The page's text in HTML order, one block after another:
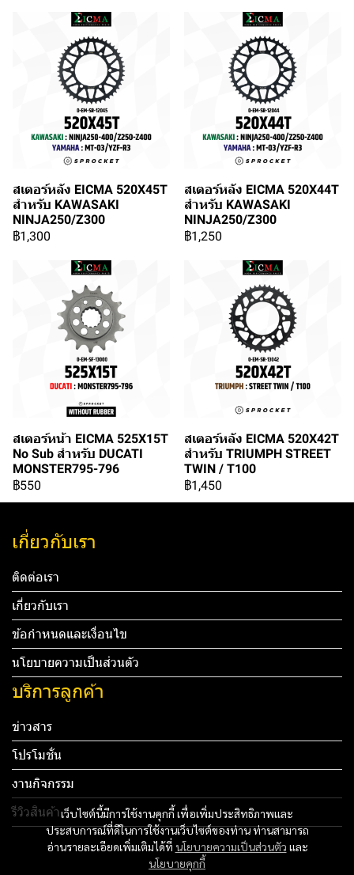
สเตอร์หลัง EICMA 520X45T
สำหรับ KAWASAKI
NINJA250/Z300
฿1,300
สเตอร์หลัง EICMA 520X44T
สำหรับ KAWASAKI
NINJA250/Z300
฿1,250
สเตอร์หน้า EICMA 525X15T
No Sub สำหรับ DUCATI
MONSTER795-796
฿550
สเตอร์หลัง EICMA 520X42T
สำหรับ TRIUMPH STREET
TWIN / T100
฿1,450
เว็บไซต์นี้มีการใช้งานคุกกี้ เพื่อเพิ่มประสิทธิภาพและ
ประสบการณ์ที่ดีในการใช้งานเว็บไซต์ของท่าน ท่านสามารถ
อ่านรายละเอียดเพิ่มเติมได้ที่ นโยบายความเป็นส่วนตัว และ
นโยบายคุกกี้
เกี่ยวกับเรา
ติดต่อเรา
เกี่ยวกับเรา
ข้อกำหนดและเงื่อนไข
นโยบายความเป็นส่วนตัว
บริการลูกค้า
ข่าวสาร
โปรโมชั่น
งานกิจกรรม
รีวิวสินค้า
Tel: 012 345 67890 Email: mail@yourdomain.com